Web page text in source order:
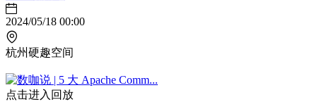
2024/05/18 00:00
杭州硬趣空间
点击进入回放